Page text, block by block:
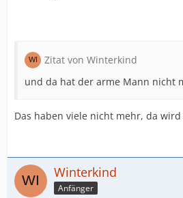
Zitat von Winterkind
und da hat der arme Mann nicht
Das haben viele nicht mehr, da
Winterkind
Anfänger